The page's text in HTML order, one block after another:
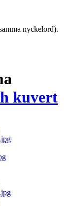
nyckelord).
kuvert